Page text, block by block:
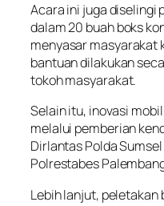
Acara ini juga diselingi
dalam 20 buah boks
menyasar masyarakat
bantuan dilakukan
tokoh masyarakat.
Selain itu, inovasi
melalui pemberian
Dirlantas Polda
Polrestabes
Lebih lanjut, peletakan